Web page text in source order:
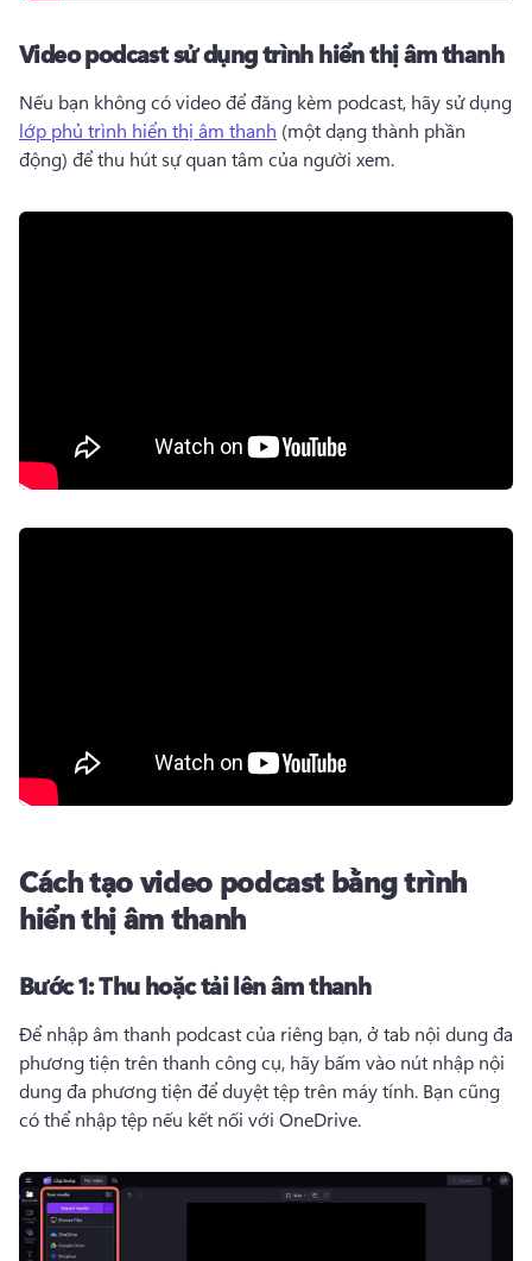
Video podcast sử dụng trình hiển thị âm thanh
lớp phủ trình hiển thị âm thanh (một dạng thành phần
động) để thu hút sự quan tâm của người xem.
Cách tạo video podcast bằng trình
hiển thị âm thanh
Bước 1:Thu hoặc tải lên âm thanh
Để nhập âm thanh podcast của riêng bạn, ở tab nội dung đa
phương tiện trên thanh công cụ, hãy bấm vào nút nhập nội
dung đa phương tiện để duyệt tệp trên máy tính. Bạn cũng
có thể nhập tệp nếu kết nối với OneDrive.